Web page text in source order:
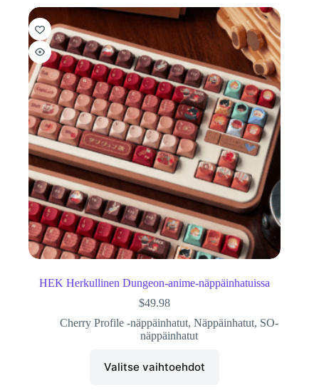
HEK Herkullinen Dungeon-anime-näppäinhatuissa
$49.98
Cherry Profile -näppäinhatut, Näppäinhatut, SO-
näppäinhatut
Valitse vaihtoehdot